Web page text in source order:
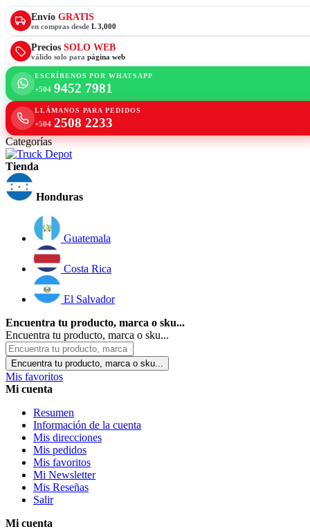
Envío GRATIS
en compras desde L 3,000
Precios SOLO WEB
válido solo para página web
ESCRÍBENOS POR WHATSAPP
+504 9452 7981
LLÁMANOS PARA PEDIDOS
+504 2508 2233
Categorías
Tienda
Honduras
Guatemala
Costa Rica
El Salvador
Encuentra tu producto, marca o sku...
Encuentra tu producto, marca o sku...
Encuentra tu producto, marca o sku...
Mis favoritos
Mi cuenta
Resumen
Información de la cuenta
Mis direcciones
Mis pedidos
Mis favoritos
Mi Newsletter
Mis Reseñas
Salir
Mi cuenta